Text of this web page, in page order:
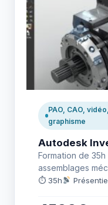
PAO, CAO,
graphisme
Autodesk
Formation de
assemblages
Inventor.
⏱ 35h